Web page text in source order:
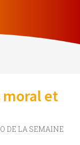
moral et
DE LA SEMAINE